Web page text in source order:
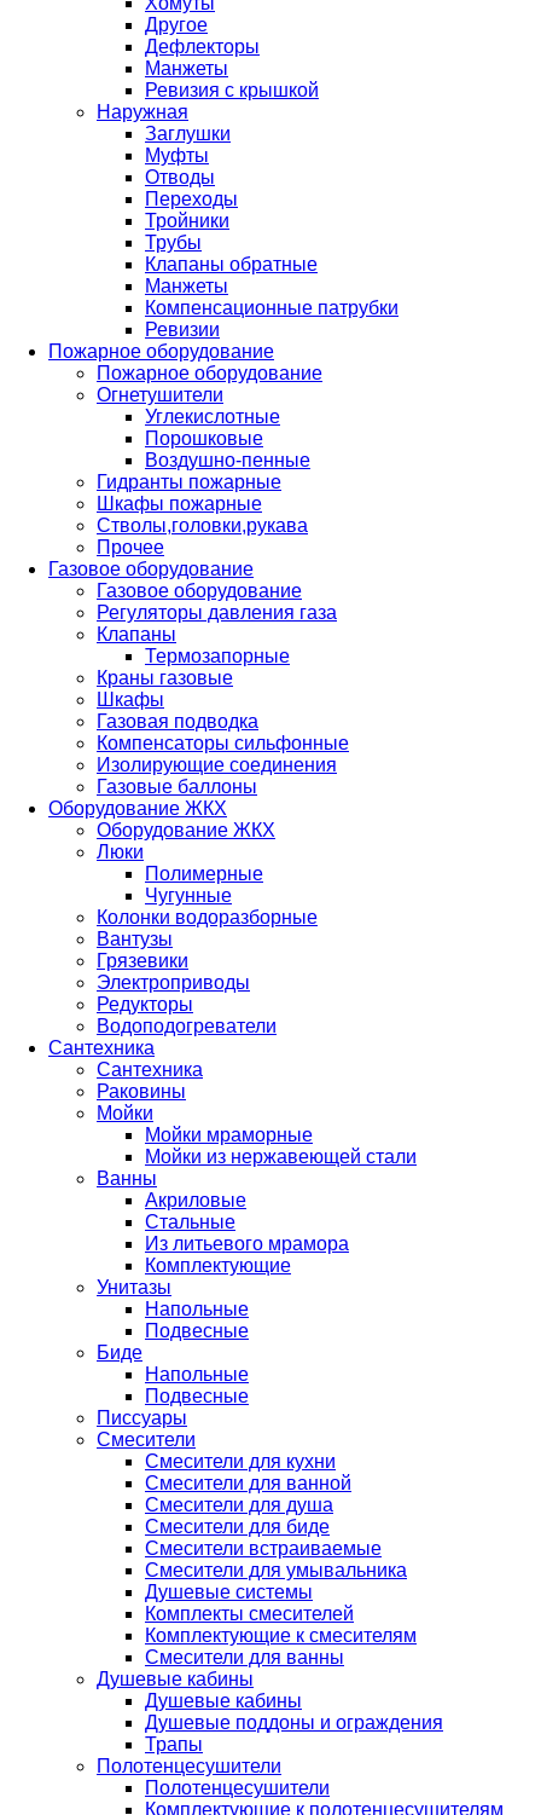
Другое
Дефлекторы
Манжеты
Ревизия с крышкой
Наружная
Заглушки
Муфты
Отводы
Переходы
Тройники
Трубы
Клапаны обратные
Манжеты
Компенсационные патрубки
Ревизии
Пожарное оборудование
Пожарное оборудование
Огнетушители
Углекислотные
Порошковые
Воздушно-пенные
Гидранты пожарные
Шкафы пожарные
Стволы,головки,рукава
Прочее
Газовое оборудование
Газовое оборудование
Регуляторы давления газа
Клапаны
Термозапорные
Краны газовые
Шкафы
Газовая подводка
Компенсаторы сильфонные
Изолирующие соединения
Газовые баллоны
Оборудование ЖКХ
Оборудование ЖКХ
Люки
Полимерные
Чугунные
Колонки водоразборные
Вантузы
Грязевики
Электроприводы
Редукторы
Водоподогреватели
Сантехника
Сантехника
Раковины
Мойки
Мойки мраморные
Мойки из нержавеющей стали
Ванны
Акриловые
Стальные
Из литьевого мрамора
Комплектующие
Унитазы
Напольные
Подвесные
Биде
Напольные
Подвесные
Писсуары
Смесители
Смесители для кухни
Смесители для ванной
Смесители для душа
Смесители для биде
Смесители встраиваемые
Смесители для умывальника
Душевые системы
Комплекты смесителей
Комплектующие к смесителям
Смесители для ванны
Душевые кабины
Душевые кабины
Душевые поддоны и ограждения
Трапы
Полотенцесушители
Полотенцесушители
Комплектующие к полотенцесушителям